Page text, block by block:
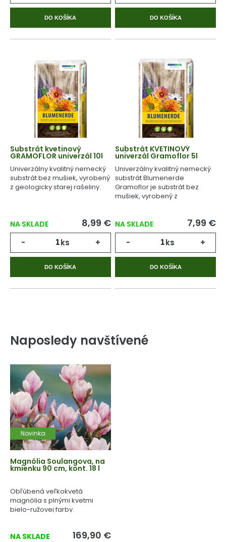
DO KOŠÍKA DO KOŠÍKA
Substrát kvetinový
GRAMOFLOR univerzál 10l
Univerzálny kvalitný nemecký
substrát bez mušiek, vyrobený
z geologicky starej rašeliny.
NA SKLADE 8,99 €
- ks +
DO KOŠÍKA
Substrát KVETINOVÝ
univerzál Gramoflor 5l
Univerzálny kvalitný nemecký
substrát Blumenerde
Gramoflor je substrát bez
mušiek, vyrobený z
NA SKLADE 7,99 €
- ks +
DO KOŠÍKA
Naposledy navštívené
Novinka
Magnólia Soulangova, na
kmienku 90 cm, kont. 18 l
Obľúbená veľkokvetá
magnólia s plnými kvetmi
bielo-ružovej farby.
NA SKLADE 169,90 €